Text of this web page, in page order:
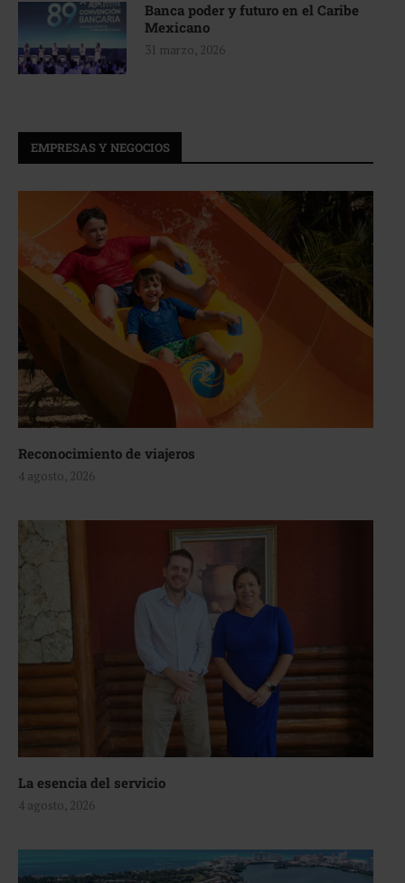
Banca poder y futuro en el Caribe
Mexicano
31 marzo, 2026
EMPRESAS Y NEGOCIOS
Reconocimiento de viajeros
4 agosto, 2026
La esencia del servicio
4 agosto, 2026